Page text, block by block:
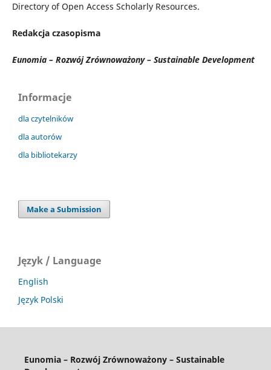
Directory of Open Access Scholarly Resources.
Redakcja czasopisma
Eunomia – Rozwój Zrównoważony – Sustainable Development
Informacje
dla czytelników
dla autorów
dla bibliotekarzy
Make a Submission
Język / Language
English
Język Polski
Eunomia – Rozwój Zrównoważony – Sustainable